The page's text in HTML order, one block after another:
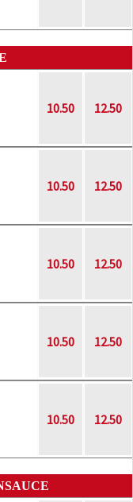
10.50 12.50
10.50 12.50
10.50 12.50
10.50 12.50
10.50 12.50